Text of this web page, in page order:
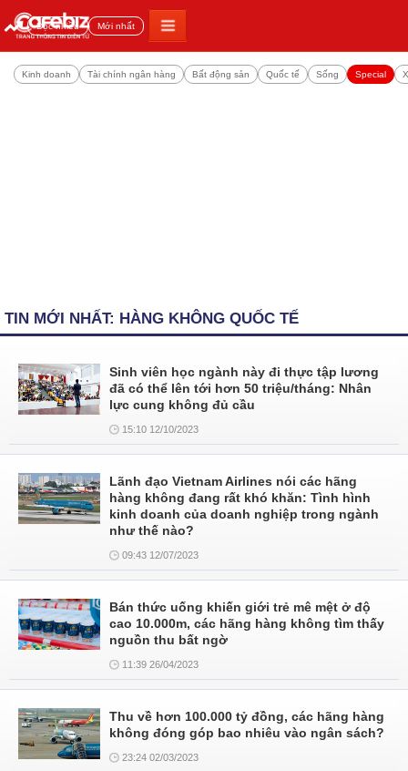
Đọc nhiều Mới nhất
Kinh doanh Tài chính ngân hàng Bất động sản Quốc tế Sống Special
TIN MỚI NHẤT: HÀNG KHÔNG QUỐC TẾ
Sinh viên học ngành này đi thực tập lương
đã có thể lên tới hơn 50 triệu/tháng: Nhân
lực cung không đủ cầu
15:10 12/10/2023
Lãnh đạo Vietnam Airlines nói các hãng
hàng không đang rất khó khăn: Tình hình
kinh doanh của doanh nghiệp trong ngành
như thế nào?
09:43 12/07/2023
Bán thức uống khiến giới trẻ mê mệt ở độ
cao 10.000m, các hãng hàng không tìm thấy
nguồn thu bất ngờ
11:39 26/04/2023
Thu về hơn 100.000 tỷ đồng, các hãng hàng
không đóng góp bao nhiêu vào ngân sách?
23:24 02/03/2023